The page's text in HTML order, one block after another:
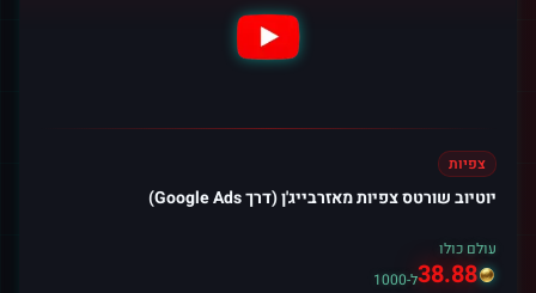
צפיות
יוטיוב שורטס צפיות מאזרבייג'ן (דרך Google Ads)
עולם כולו
38.88ל-1000